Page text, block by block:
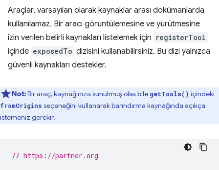
Araçlar, varsayılan olarak kaynaklar arası dokümanlarda
kullanılamaz. Bir aracı görüntülemesine ve yürütmesine
izin verilen belirli kaynakları listelemek için registerTool
içinde exposedTo dizisini kullanabilirsiniz. Bu dizi yalnızca
güvenli kaynakları destekler.
Not:Bir araç, kaynağınıza sunulmuş olsa bile getTools() içindeki
fromOrigins seçeneğini kullanarak barındırma kaynağında açıkça
istemeniz gerekir.
// https://partner.org